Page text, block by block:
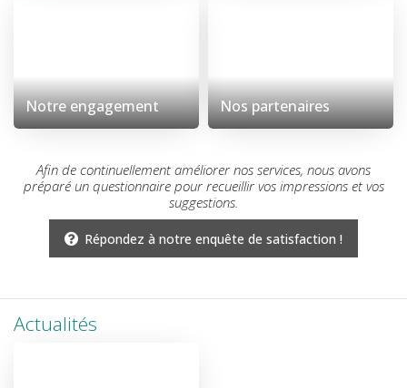
Notre engagement Nos partenaires
Afin de continuellement améliorer nos services, nous avons
préparé un questionnaire pour recueillir vos impressions et vos
suggestions.
Répondez à notre enquête de satisfaction !
Actualités